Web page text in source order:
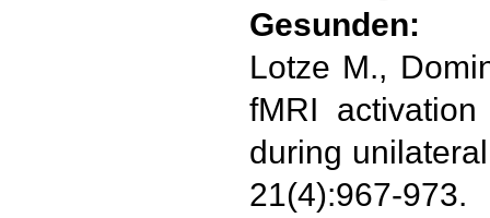
Gesunden:
Lotze M.,
fMRI
during
21(4):967-973.